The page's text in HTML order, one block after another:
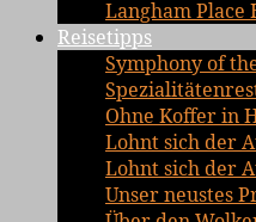
Langham
Reisetipps
Symphony of
Ohne Koffer in
Lohnt sich der
Lohnt sich der
Unser neustes